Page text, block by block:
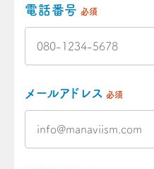
電話番号 必須
メールアドレス 必須